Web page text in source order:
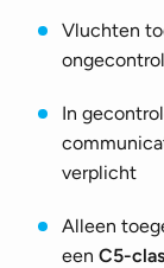
Vluchten
In
verplicht
Alleen
een C5-